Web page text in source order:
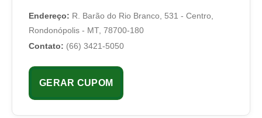
Endereço: R. Barão do Rio Branco, 531 - Centro,
Rondonópolis - MT, 78700-180
Contato: (66) 3421-5050
GERAR CUPOM